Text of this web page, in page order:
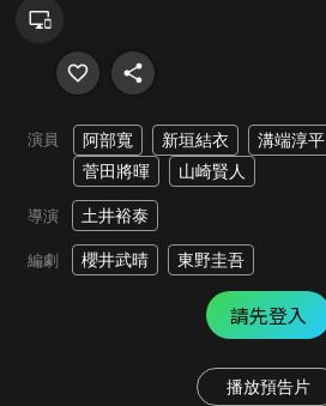
演員 阿部寬 新垣結衣 溝端淳平
菅田將暉
山崎賢人
導演 土井裕泰
編劇 櫻井武晴 東野圭吾
請先登入
播放預告片